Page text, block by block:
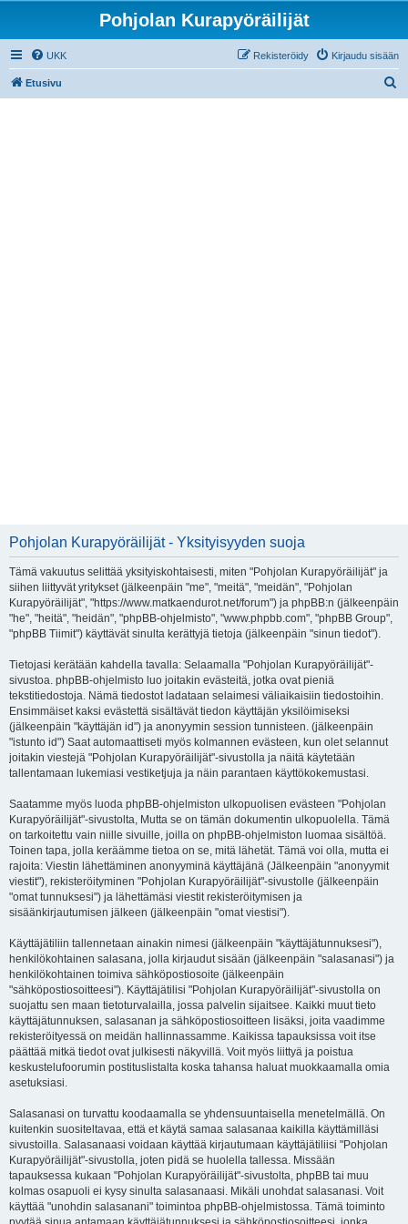
Pohjolan Kurapyöräilijät
UKK Kirjaudu sisään
Rekisteröidy
Etusivu
Pohjolan Kurapyöräilijät - Yksityisyyden suoja
Tämä vakuutus selittää yksityiskohtaisesti, miten "Pohjolan Kurapyöräilijät" ja
siihen liittyvät yritykset (jälkeenpäin "me", "meitä", "meidän", "Pohjolan
Kurapyöräilijät", "https://www.matkaendurot.net/forum") ja phpBB:n (jälkeenpäin
"he", "heitä", "heidän", "phpBB-ohjelmisto", "www.phpbb.com", "phpBB Group",
"phpBB Tiimit") käyttävät sinulta kerättyjä tietoja (jälkeenpäin "sinun tiedot").
Tietojasi kerätään kahdella tavalla: Selaamalla "Pohjolan Kurapyöräilijät"-
sivustoa. phpBB-ohjelmisto luo joitakin evästeitä, jotka ovat pieniä
tekstitiedostoja. Nämä tiedostot ladataan selaimesi väliaikaisiin tiedostoihin.
Ensimmäiset kaksi evästettä sisältävät tiedon käyttäjän yksilöimiseksi
(jälkeenpäin "käyttäjän id") ja anonyymin session tunnisteen. (jälkeenpäin
"istunto id") Saat automaattiseti myös kolmannen evästeen, kun olet selannut
joitakin viestejä "Pohjolan Kurapyöräilijät"-sivustolla ja näitä käytetään
tallentamaan lukemiasi vestiketjuja ja näin parantaen käyttökokemustasi.
Saatamme myös luoda phpBB-ohjelmiston ulkopuolisen evästeen "Pohjolan
Kurapyöräilijät"-sivustolta, Mutta se on tämän dokumentin ulkopuolella. Tämä
on tarkoitettu vain niille sivuille, joilla on phpBB-ohjelmiston luomaa sisältöä.
Toinen tapa, jolla keräämme tietoa on se, mitä lähetät. Tämä voi olla, mutta ei
rajoita: Viestin lähettäminen anonyyminä käyttäjänä (Jälkeenpäin "anonyymit
viestit"), rekisteröityminen "Pohjolan Kurapyöräilijät"-sivustolle (jälkeenpäin
"omat tunnuksesi") ja lähettämäsi viestit rekisteröitymisen ja
sisäänkirjautumisen jälkeen (jälkeenpäin "omat viestisi").
Käyttäjätiliin tallennetaan ainakin nimesi (jälkeenpäin "käyttäjätunnuksesi"),
henkilökohtainen salasana, jolla kirjaudut sisään (jälkeenpäin "salasanasi") ja
henkilökohtainen toimiva sähköpostiosoite (jälkeenpäin
"sähköpostiosoitteesi"). Käyttäjätilisi "Pohjolan Kurapyöräilijät"-sivustolla on
suojattu sen maan tietoturvalailla, jossa palvelin sijaitsee. Kaikki muut tieto
käyttäjätunnuksen, salasanan ja sähköpostiosoitteen lisäksi, joita vaadimme
rekisteröityessä on meidän hallinnassamme. Kaikissa tapauksissa voit itse
päättää mitkä tiedot ovat julkisesti näkyvillä. Voit myös liittyä ja poistua
keskustelufoorumin postituslistalta koska tahansa haluat muokkaamalla omia
asetuksiasi.
Salasanasi on turvattu koodaamalla se yhdensuuntaisella menetelmällä. On
kuitenkin suositeltavaa, että et käytä samaa salasanaa kaikilla käyttämilläsi
sivustoilla. Salasanaasi voidaan käyttää kirjautumaan käyttäjätiliisi "Pohjolan
Kurapyöräilijät"-sivustolla, joten pidä se huolella tallessa. Missään
tapauksessa kukaan "Pohjolan Kurapyöräilijät"-sivustolta, phpBB tai muu
kolmas osapuoli ei kysy sinulta salasanaasi. Mikäli unohdat salasanasi. Voit
käyttää "unohdin salasanani" toimintoa phpBB-ohjelmistossa. Tämä toiminto